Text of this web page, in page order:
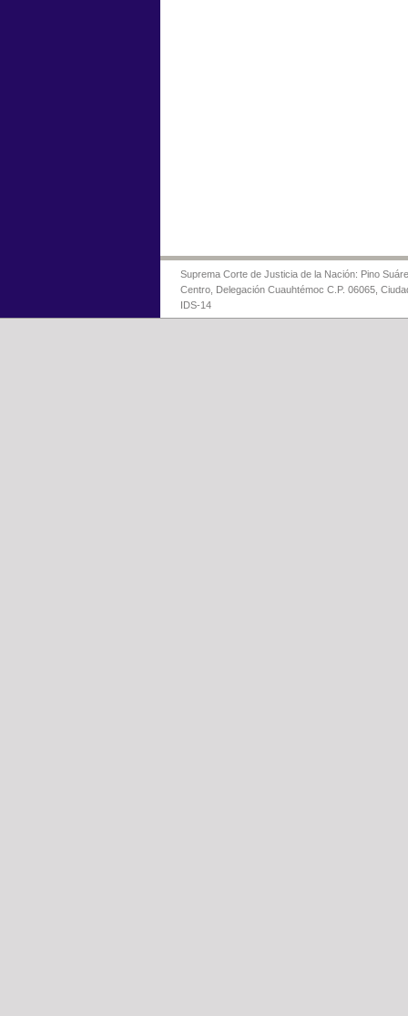
Suprema Corte de Justicia de la Nación: Pino
Centro, Delegación Cuauhtémoc C.P. 06065,
IDS-14